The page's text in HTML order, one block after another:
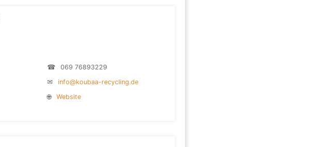
☎
069 76893229
✉
info@koubaa-recycling.de
🌐
Website